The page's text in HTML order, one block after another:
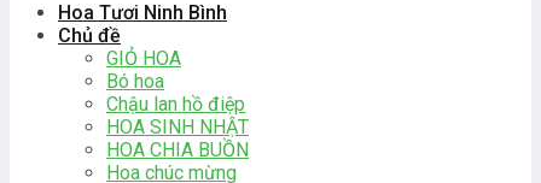
Hoa Tươi Ninh Bình
Chủ đề
GIỎ HOA
Bó hoa
Chậu lan hồ điệp
HOA SINH NHẬT
HOA CHIA BUỒN
Hoa chúc mừng